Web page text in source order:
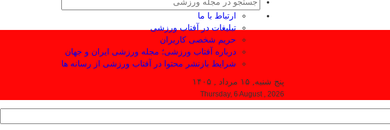
ارتباط با ما
تبلیغات در آفتاب ورزشی
حریم شخصی کاربران
درباره آفتاب ورزشی؛ مجله ورزشی ایران و جهان
شرایط بازنشر محتوا در آفتاب ورزشی از رسانه ها
پنج شنبه, ۱۵ مرداد , ۱۴۰۵
Thursday, 6 August , 2026